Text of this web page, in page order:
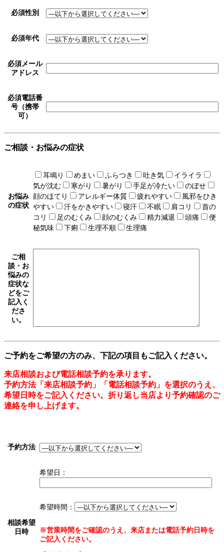
必須性別
必須年代
必須メール
アドレス
必須電話番
号（携帯
可）
ご相談・お悩みの症状
お悩み
の症状
耳鳴り めまい ふらつき 吐き気
イライラ
気が沈む
寒がり 暑がり 手足が冷たい
のぼせ
顔のほてり
アレルギー体質 疲れやすい
風邪をひき
やすい
汗をかきやすい 寝汗 不眠 肩コリ
首の
コリ
足のむくみ 顔のむくみ 精力減退 頭痛
便
秘気味
下痢 生理不順 生理痛
ご相
談・お
悩みの
症状な
どをご
記入く
ださ
い。
ご予約をご希望の方のみ、下記の項目もご記入ください。
来店相談および電話相談予約を承ります。
予約方法「来店相談予約」「電話相談予約」を選択のうえ、
希望日時をご記入ください。折り返し当店より予約確認のご
連絡を申し上げます。
予約方法
相談希望
日時
希望日：
希望時間：
※営業時間をご確認のうえ、来店または電話予約日時を
ご記入ください。